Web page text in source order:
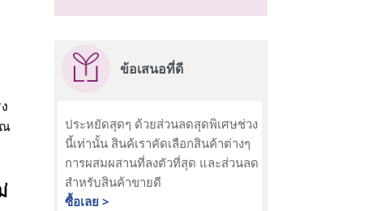
ข้อเสนอที่ดี
ประหยัดสุดๆ ด้วยส่วนลดสุดพิเศษช่วง
นี้เท่านั้น สินค้เราคัดเลือกสินค้าต่างๆ
การผสมผสานที่ลงตัวที่สุด และส่วนลด
สำหรับสินค้าขายดี
ซื้อเลย >